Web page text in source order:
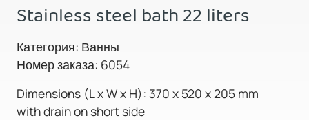
Stainless steel bath 22 liters
Категория: Ванны
Номер заказа: 6054
Dimensions (L x W x H): 370 x 520 x 205 mm
with drain on short side